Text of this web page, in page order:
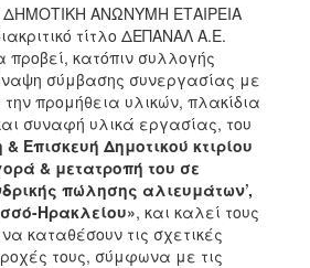
ΑΝΩΝΥΜΗ ΕΤΑΙΡΕΙΑ
τίτλο ΔΕΠΑΝΑΛ Α.Ε.
προβεί, κατόπιν συλλογής
σύμβασης συνεργασίας με
προμήθεια υλικών, πλακίδια
συναφή υλικά εργασίας, του
Επισκευή Δημοτικού κτιρίου
& μετατροπή του σε
πώλησης αλιευμάτων’,
Ηρακλείου», και καλεί τους
καταθέσουν τις σχετικές
τους, σύμφωνα με τις